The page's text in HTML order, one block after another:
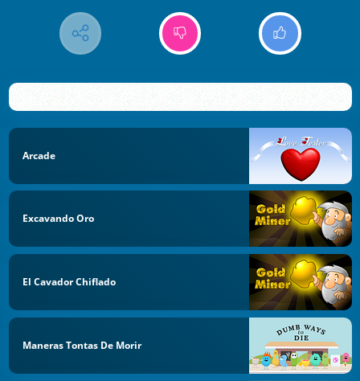
Arcade
Excavando Oro
El Cavador Chiflado
Maneras Tontas De Morir